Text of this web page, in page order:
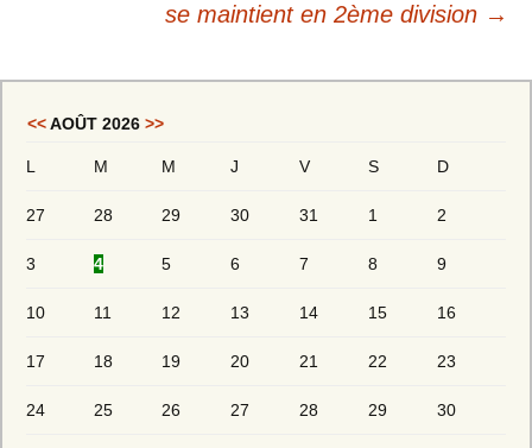
se maintient en 2ème division →
<<AOÛT 2026 >>
L M M J V S D
27 28 29 30 31 1 2
3 4 5 6 7 8 9
10 11 12 13 14 15 16
17 18 19 20 21 22 23
24 25 26 27 28 29 30